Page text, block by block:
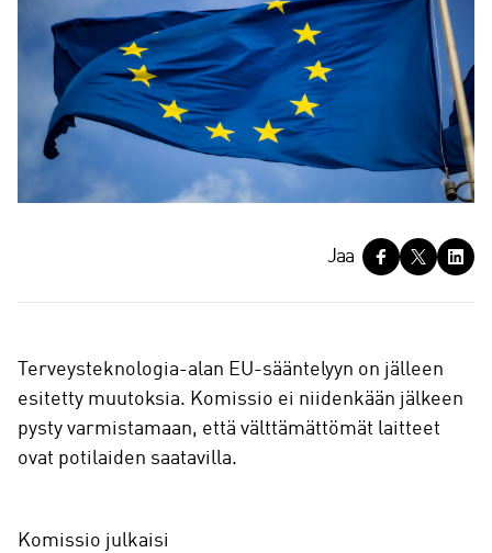
a
Jaa
Terveysteknologia-alan EU-sääntelyyn on jälleen
esitetty muutoksia. Komissio ei niidenkään jälkeen
pysty varmistamaan, että välttämättömät laitteet
ovat potilaiden saatavilla.
Komissio julkaisi